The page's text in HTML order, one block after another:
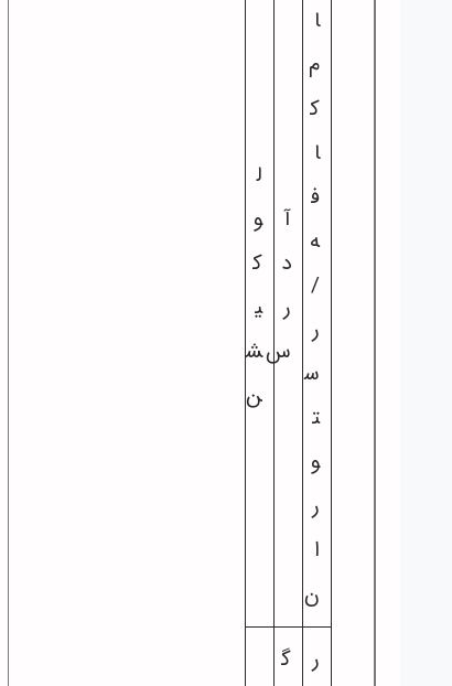
ا
م
ک
ا
ف
ه
/
ر
س
ت
و
ر
ا
ن
آ
د
ر
س
ل
و
ک
ی
ش
ن
ر
گ